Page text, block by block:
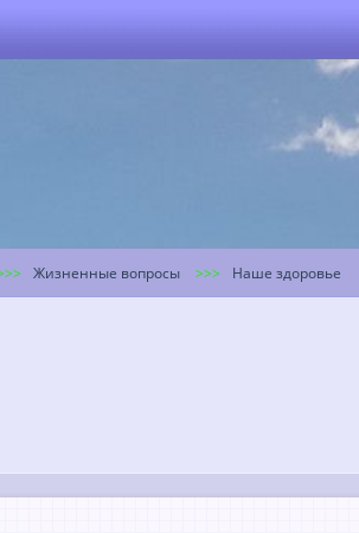
Жизненные вопросы Наше здоровье